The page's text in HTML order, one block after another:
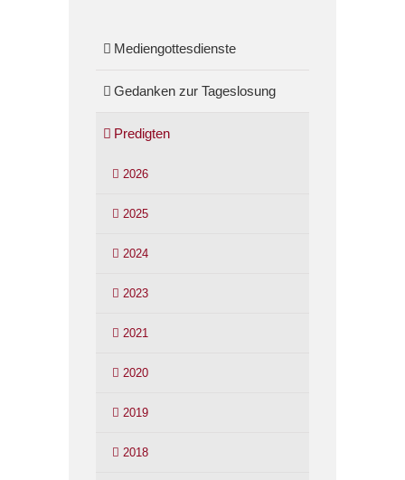
Mediengottesdienste
Gedanken zur Tageslosung
Predigten
2026
2025
2024
2023
2021
2020
2019
2018